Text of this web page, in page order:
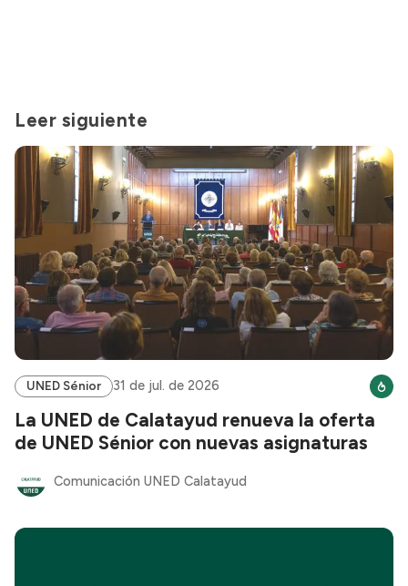
Leer siguiente
UNED Sénior 31 de jul. de 2026
La UNED de Calatayud renueva la oferta
de UNED Sénior con nuevas asignaturas
Comunicación UNED Calatayud